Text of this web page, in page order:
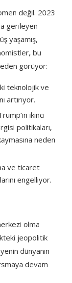
değil. 2023
gerileyen
yaşamış,
bu
görüyor:
teknolojik ve
artırıyor.
ikinci
politikaları,
neden
ve ticaret
engelliyor.
olma
jeopolitik
dünyanın
devam